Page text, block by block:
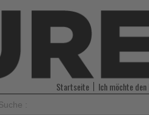
Startseite Ich möchte